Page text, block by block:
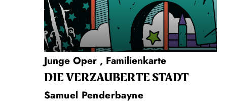
Junge Oper , Familienkarte
DIE VERZAUBERTE STADT
Samuel Penderbayne